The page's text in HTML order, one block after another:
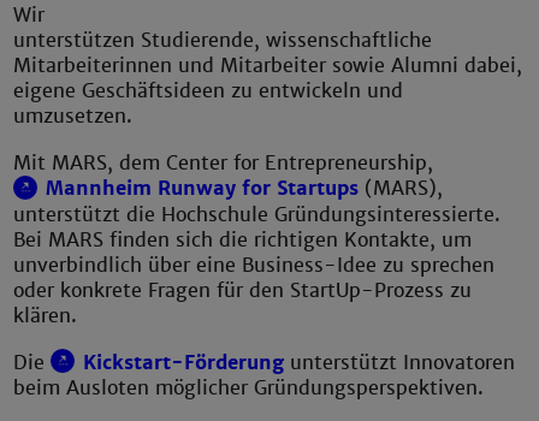
Wir
unterstützen Studierende, wissenschaftliche
Mitarbeiterinnen und Mitarbeiter sowie Alumni dabei,
eigene Geschäftsideen zu entwickeln und
umzusetzen.
Mit MARS, dem Center for Entrepreneurship,
Mannheim Runway for Startups (MARS),
unterstützt die Hochschule Gründungsinteressierte.
Bei MARS finden sich die richtigen Kontakte, um
unverbindlich über eine Business-Idee zu sprechen
oder konkrete Fragen für den StartUp-Prozess zu
klären.
Die
Kickstart-Förderung unterstützt Innovatoren
beim Ausloten möglicher Gründungsperspektiven.